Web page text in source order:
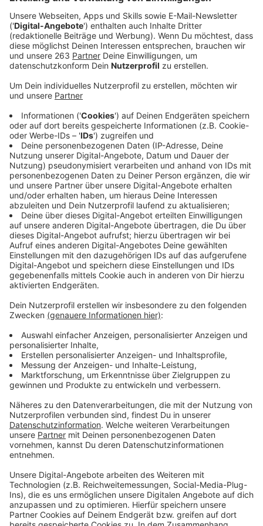
Anzeige
Der legendäre Elton John veröffentlichte im Sommer
gemeinsam mit der Pop-Ikone Britney Spears die
Single "Hold Me Closer". Der Track enthält – wie sein
bereits veröffentlichter Songs. Diesmal aus den
Klassikern "Tiny Dancer", "Breaking My Heart" und "The
One". Britney Spears, ebenfalls seit knapp zwei
Jahrzenten nicht aus der Pop-Welt wegzudenken,
zeigt sich bei der Single von ihrer bekannten und von
allen geliebten Seite wieder und ergänzt sich mit Elton
auf dieser hitverdächtigen Pop-Nummer, die ihr euch
nun bei uns anhören könnt.
Anzeige
Wir benötigen Ihre
Zustimmung, um den YouTube
Video-Service zu laden!
Wir verwenden einen Service eines
Drittanbieters, um Videoinhalte
einzubetten. Dieser Service kann
sammeln. Bitte lesen Sie die
Details durch und stimmen Sie der
Nutzung des Service zu, um dieses
Video anzusehen.
Mehr Informationen
Akzeptieren
Nach "Cold Heart" hat Elton John die nächste Single
veröffentlicht, die Potenzial für einen weiteren Mega-
Hit hat. "Hold Me Closer" zusammen mit Britney